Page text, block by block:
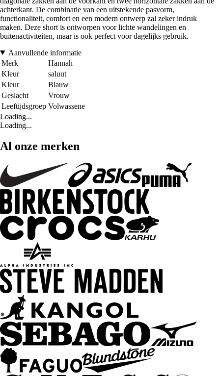
achterkant. De combinatie van een uitstekende pasvorm,
functionaliteit, comfort en een modern ontwerp zal zeker indruk
maken. Deze short is ontworpen voor lichte wandelingen en
buitenactiviteiten, maar is ook perfect voor dagelijks gebruik.
Aanvullende informatie
Merk
Hannah
Kleur
saluut
Kleur
Blauw
Geslacht
Vrouw
Leeftijdsgroep Volwassene
Loading...
Loading...
Al onze merken